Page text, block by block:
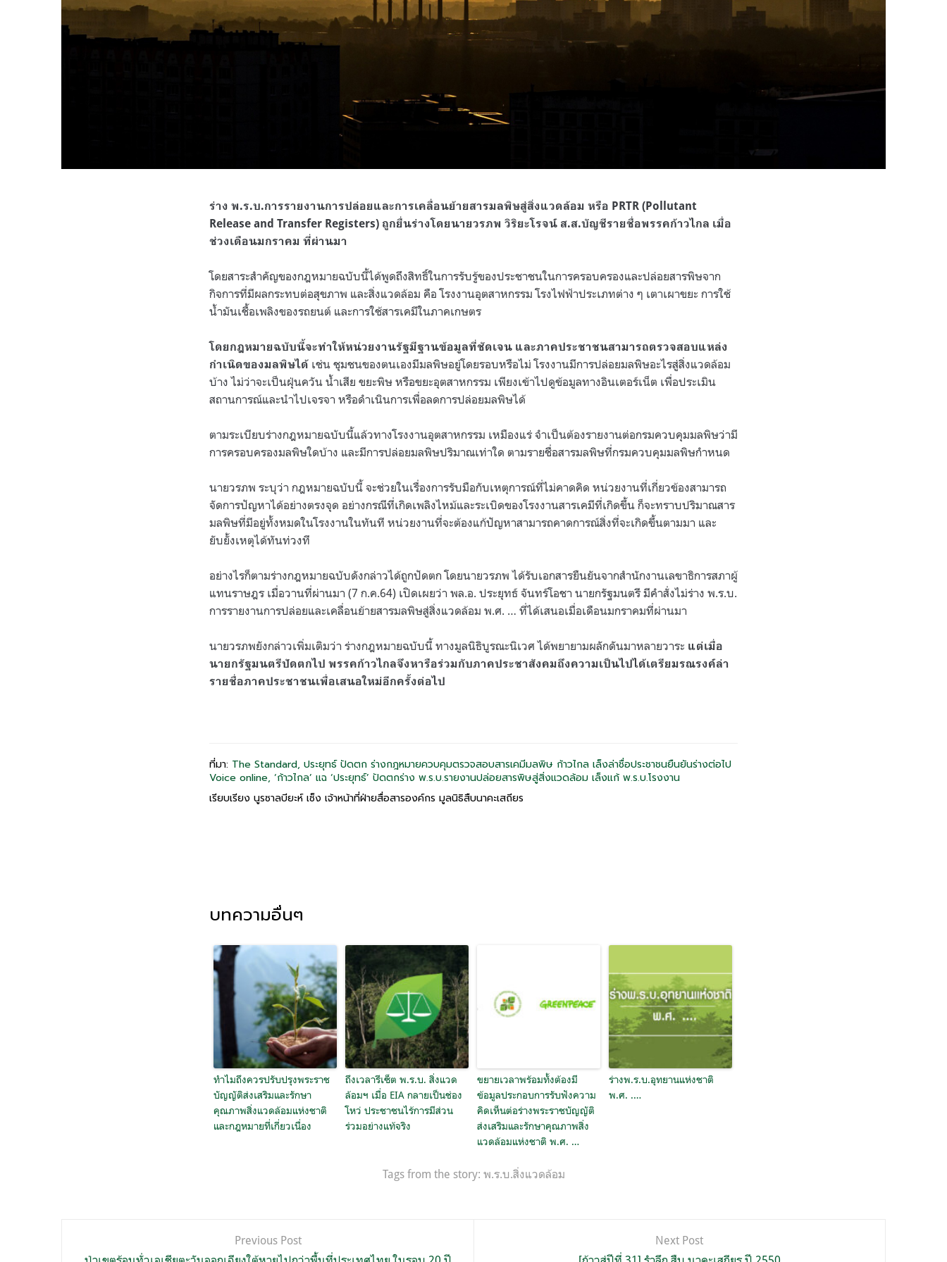
ร่าง พ.ร.บ.การรายงานการปล่อยและการเคลื่อนย้ายสารมลพิษสู่สิ่งแวดล้อม หรือ PRTR (Pollutant
Release and Transfer Registers) ถูกยื่นร่างโดยนายวรภพ วิริยะโรจน์ ส.ส.บัญชีรายชื่อพรรคก้าวไกล เมื่อ
ช่วงเดือนมกราคม ที่ผ่านมา
โดยสาระสำคัญของกฎหมายฉบับนี้ได้พูดถึงสิทธิ์ในการรับรู้ของประชาชนในการครอบครองและปล่อยสารพิษจาก
กิจการที่มีผลกระทบต่อสุขภาพ และสิ่งแวดล้อม คือ โรงงานอุตสาหกรรม โรงไฟฟ้าประเภทต่าง ๆ เตาเผาขยะ การใช้
น้ำมันเชื้อเพลิงของรถยนต์ และการใช้สารเคมีในภาคเกษตร
โดยกฎหมายฉบับนี้จะทำให้หน่วยงานรัฐมีฐานข้อมูลที่ชัดเจน และภาคประชาชนสามารถตรวจสอบแหล่ง
กำเนิดของมลพิษได้ เช่น ชุมชนของตนเองมีมลพิษอยู่โดยรอบหรือไม่ โรงงานมีการปล่อยมลพิษอะไรสู่สิ่งแวดล้อม
บ้าง ไม่ว่าจะเป็นฝุ่นควัน น้ำเสีย ขยะพิษ หรือขยะอุตสาหกรรม เพียงเข้าไปดูข้อมูลทางอินเตอร์เน็ต เพื่อประเมิน
สถานการณ์และนำไปเจรจา หรือดำเนินการเพื่อลดการปล่อยมลพิษได้
ตามระเบียบร่างกฎหมายฉบับนี้แล้วทางโรงงานอุตสาหกรรม เหมืองแร่ จำเป็นต้องรายงานต่อกรมควบคุมมลพิษว่ามี
การครอบครองมลพิษใดบ้าง และมีการปล่อยมลพิษปริมาณเท่าใด ตามรายชื่อสารมลพิษที่กรมควบคุมมลพิษกำหนด
นายวรภพ ระบุว่า กฎหมายฉบับนี้ จะช่วยในเรื่องการรับมือกับเหตุการณ์ที่ไม่คาดคิด หน่วยงานที่เกี่ยวข้องสามารถ
จัดการปัญหาได้อย่างตรงจุด อย่างกรณีที่เกิดเพลิงไหม้และระเบิดของโรงงานสารเคมีที่เกิดขึ้น ก็จะทราบปริมาณสาร
มลพิษที่มีอยู่ทั้งหมดในโรงงานในทันที หน่วยงานที่จะต้องแก้ปัญหาสามารถคาดการณ์สิ่งที่จะเกิดขึ้นตามมา และ
ยับยั้งเหตุได้ทันท่วงที
อย่างไรก็ตามร่างกฎหมายฉบับดังกล่าวได้ถูกปัดตก โดยนายวรภพ ได้รับเอกสารยืนยันจากสำนักงานเลขาธิการสภาผู้
แทนราษฎร เมื่อวานที่ผ่านมา (7 ก.ค.64) เปิดเผยว่า พล.อ. ประยุทธ์ จันทร์โอชา นายกรัฐมนตรี มีคำสั่งไม่ร่าง พ.ร.บ.
การรายงานการปล่อยและเคลื่อนย้ายสารมลพิษสู่สิ่งแวดล้อม พ.ศ. … ที่ได้เสนอเมื่อเดือนมกราคมที่ผ่านมา
นายวรภพยังกล่าวเพิ่มเติมว่า ร่างกฎหมายฉบับนี้ ทางมูลนิธิบูรณะนิเวศ ได้พยายามผลักดันมาหลายวาระ แต่เมื่อ
นายกรัฐมนตรีปัดตกไป พรรคก้าวไกลจึงหารือร่วมกับภาคประชาสังคมถึงความเป็นไปได้เตรียมรณรงค์ล่า
รายชื่อภาคประชาชนเพื่อเสนอใหม่อีกครั้งต่อไป
ที่มา: The Standard, ประยุทธ์ ปัดตก ร่างกฎหมายควบคุมตรวจสอบสารเคมีมลพิษ ก้าวไกล เล็งล่าชื่อประชาชนยืนยันร่างต่อไป
Voice online, ‘ก้าวไกล’ แฉ ‘ประยุทธ์’ ปัดตกร่าง พ.ร.บ.รายงานปล่อยสารพิษสู่สิ่งแวดล้อม เล็งแก้ พ.ร.บ.โรงงาน
เรียบเรียง นูรซาลบียะห์ เซ็ง เจ้าหน้าที่ฝ่ายสื่อสารองค์กร มูลนิธิสืบนาคะเสถียร
บทความอื่นๆ
ทำไมถึงควรปรับปรุงพระราช
บัญญัติส่งเสริมและรักษา
คุณภาพสิ่งแวดล้อมแห่งชาติ
และกฎหมายที่เกี่ยวเนื่อง
ถึงเวลารีเซ็ต พ.ร.บ. สิ่งแวด
ล้อมฯ เมื่อ EIA กลายเป็นช่อง
โหว่ ประชาชนไร้การมีส่วน
ร่วมอย่างแท้จริง
ขยายเวลาพร้อมทั้งต้องมี
ข้อมูลประกอบการรับฟังความ
คิดเห็นต่อร่างพระราชบัญญัติ
ส่งเสริมและรักษาคุณภาพสิ่ง
แวดล้อมแห่งชาติ พ.ศ. …
ร่างพ.ร.บ.อุทยานแห่งชาติ
พ.ศ. .…
Tags from the story: พ.ร.บ.สิ่งแวดล้อม
Previous Post
Next Post